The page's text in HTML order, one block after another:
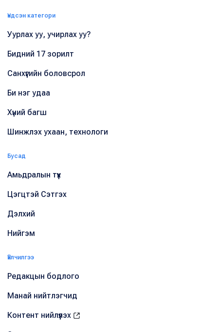
Үндсэн категори
Уурлах уу, учирлах уу?
Бидний 17 зорилт
Санхүүгийн боловсрол
Би нэг удаа
Хүний багш
Шинжлэх ухаан, технологи
Бусад
Амьдралын түүх
Цэгцтэй Сэтгэх
Дэлхий
Нийгэм
Үйлчилгээ
Редакцын бодлого
Манай нийтлэгчид
Контент нийлүүлэх